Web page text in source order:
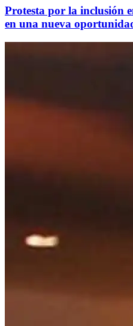
Protesta por la inclusión
en una nueva